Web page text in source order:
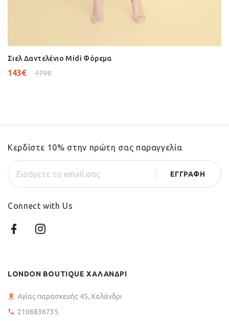
Σιελ Δαντελένιο Midi Φόρεμα
179€
143€
Κερδίστε 10% στην πρώτη σας παραγγελία
Connect with Us
LONDON BOUTIQUE ΧΑΛΑΝΔΡΙ
Αγίας παρασκευής 45, Χαλάνδρι
2106836735